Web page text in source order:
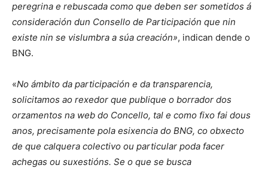
peregrina e rebuscada como que deben ser sometidos á
consideración dun Consello de Participación que nin
existe nin se vislumbra a súa creación», indican dende o
BNG.
«No ámbito da participación e da transparencia,
solicitamos ao rexedor que publique o borrador dos
orzamentos na web do Concello, tal e como fixo fai dous
anos, precisamente pola esixencia do BNG, co obxecto
de que calquera colectivo ou particular poda facer
achegas ou suxestións. Se o que se busca